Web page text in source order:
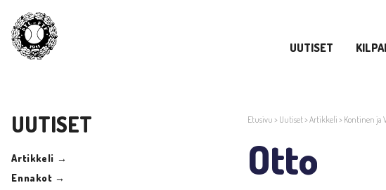
UUTISET
UUTISET
Artikkeli →
Ennakot →
Etusivu > Uutiset>Artikkeli > Kontinen ja
Otto